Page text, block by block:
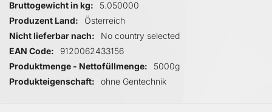
Bruttogewicht in kg
5.050000
Produzent Land
Österreich
Nicht lieferbar nach
No country selected
EAN Code
9120062433156
Produktmenge - Nettofüllmenge
5000g
Produkteigenschaft
ohne Gentechnik